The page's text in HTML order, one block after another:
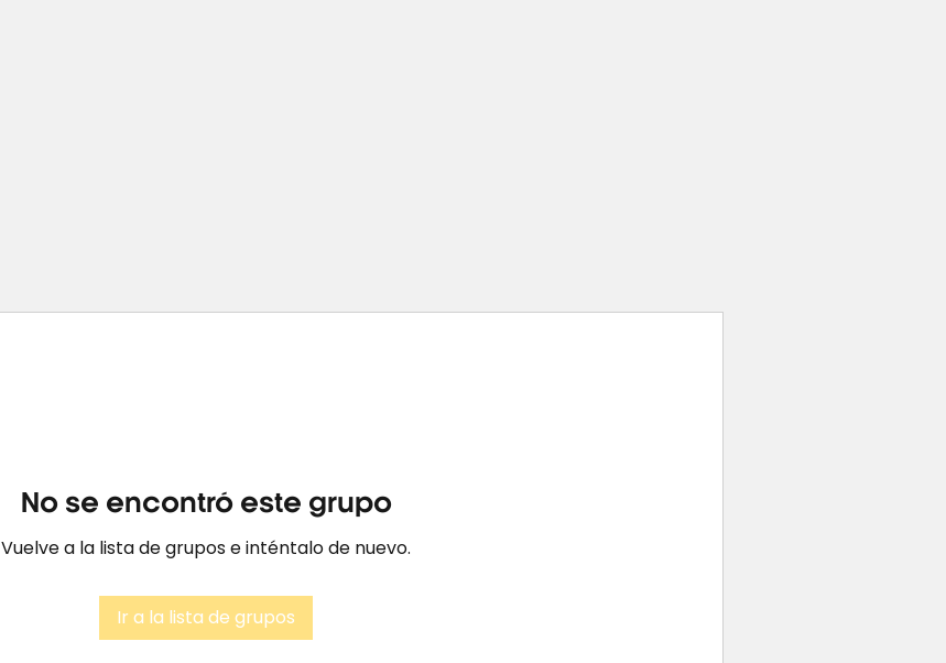
No se encontró este grupo
Vuelve a la lista de grupos e inténtalo de nuevo.
Ir a la lista de grupos